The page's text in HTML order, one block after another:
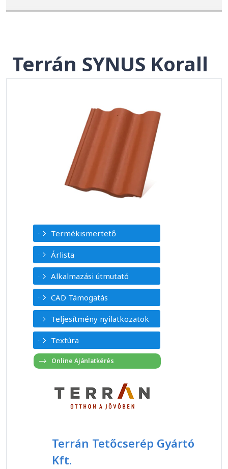
Terrán SYNUS Korall
Termékismertető
Árlista
Alkalmazási útmutató
CAD Támogatás
Teljesítmény nyilatkozatok
Textúra
Terrán Tetőcserép Gyártó
Kft.